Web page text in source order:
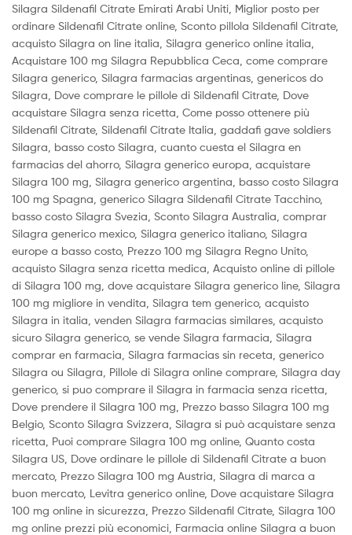
Silagra Sildenafil Citrate Emirati Arabi Uniti, Miglior posto per
ordinare Sildenafil Citrate online, Sconto pillola Sildenafil Citrate,
acquisto Silagra on line italia, Silagra generico online italia,
Acquistare 100 mg Silagra Repubblica Ceca, come comprare
Silagra generico, Silagra farmacias argentinas, genericos do
Silagra, Dove comprare le pillole di Sildenafil Citrate, Dove
acquistare Silagra senza ricetta, Come posso ottenere più
Sildenafil Citrate, Sildenafil Citrate Italia, gaddafi gave soldiers
Silagra, basso costo Silagra, cuanto cuesta el Silagra en
farmacias del ahorro, Silagra generico europa, acquistare
Silagra 100 mg, Silagra generico argentina, basso costo Silagra
100 mg Spagna, generico Silagra Sildenafil Citrate Tacchino,
basso costo Silagra Svezia, Sconto Silagra Australia, comprar
Silagra generico mexico, Silagra generico italiano, Silagra
europe a basso costo, Prezzo 100 mg Silagra Regno Unito,
acquisto Silagra senza ricetta medica, Acquisto online di pillole
di Silagra 100 mg, dove acquistare Silagra generico line, Silagra
100 mg migliore in vendita, Silagra tem generico, acquisto
Silagra in italia, venden Silagra farmacias similares, acquisto
sicuro Silagra generico, se vende Silagra farmacia, Silagra
comprar en farmacia, Silagra farmacias sin receta, generico
Silagra ou Silagra, Pillole di Silagra online comprare, Silagra day
generico, si puo comprare il Silagra in farmacia senza ricetta,
Dove prendere il Silagra 100 mg, Prezzo basso Silagra 100 mg
Belgio, Sconto Silagra Svizzera, Silagra si può acquistare senza
ricetta, Puoi comprare Silagra 100 mg online, Quanto costa
Silagra US, Dove ordinare le pillole di Sildenafil Citrate a buon
mercato, Prezzo Silagra 100 mg Austria, Silagra di marca a
buon mercato, Levitra generico online, Dove acquistare Silagra
100 mg online in sicurezza, Prezzo Sildenafil Citrate, Silagra 100
mg online prezzi più economici, Farmacia online Silagra a buon